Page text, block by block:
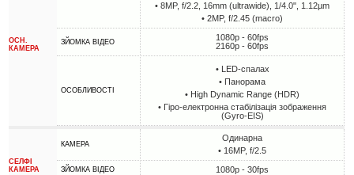
ОСН.
КАМЕРА
• 8MP, f/2.2, 16mm (ultrawide), 1/4.0", 1.12µm
• 2MP, f/2.45 (macro)
ЗЙОМКА ВІДЕО
1080p - 60fps
2160p - 60fps
ОСОБЛИВОСТІ
• LED-спалах
• Панорама
• High Dynamic Range (HDR)
• Гіро-електронна стабілізація зображення
(Gyro-EIS)
СЕЛФІ
КАМЕРА
КАМЕРА
Одинарна
• 16MP, f/2.5
ЗЙОМКА ВІДЕО 1080p - 30fps